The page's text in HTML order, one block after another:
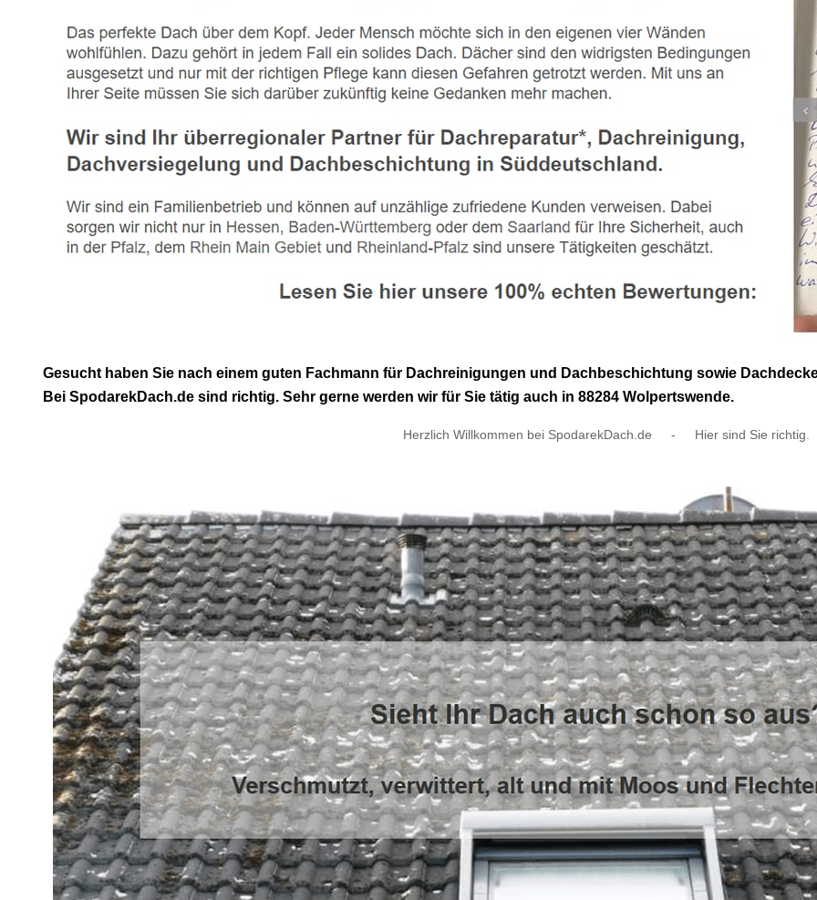
Gesucht haben Sie nach einem guten Fachmann für Dachreinigungen und Dachbeschichtung sowie
Bei SpodarekDach.de sind richtig. Sehr gerne werden wir für Sie tätig auch in 88284 Wolpertswende.
Herzlich Willkommen bei SpodarekDach.de - Hier sind Sie richtig.